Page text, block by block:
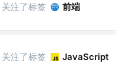
关注了标签 前端
关注了标签 JavaScript